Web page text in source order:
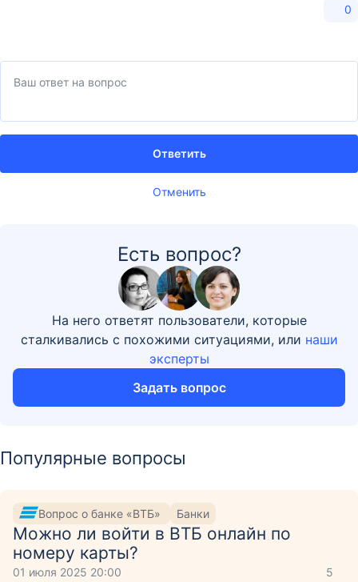
0
Отменить
Ответить
Есть вопрос?
На него ответят пользователи, которые
сталкивались с похожими ситуациями, или наши
эксперты
Задать вопрос
Популярные вопросы
Вопрос о банке «ВТБ» Банки
Можно ли войти в ВТБ онлайн по
номеру карты?
01 июля 2025 20:00 5